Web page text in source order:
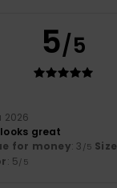
5/5
2026
great
for money: 3 /5 Size
: 5/5